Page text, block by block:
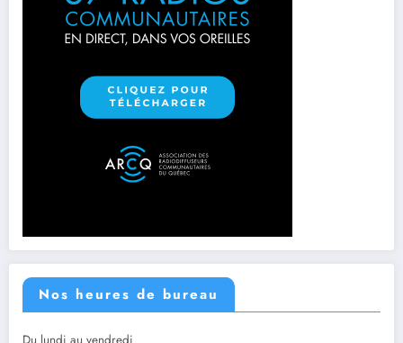
Nos heures de bureau